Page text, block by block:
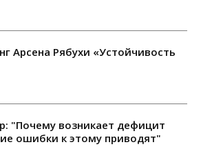
Арсена Рябухи «Устойчивость
"Почему возникает дефицит
ошибки к этому приводят"